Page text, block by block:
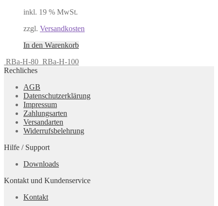
inkl. 19 % MwSt.
zzgl. Versandkosten
In den Warenkorb
RBa-H-80 RBa-H-100
Rechliches
AGB
Datenschutzerklärung
Impressum
Zahlungsarten
Versandarten
Widerrufsbelehrung
Hilfe / Support
Downloads
Kontakt und Kundenservice
Kontakt